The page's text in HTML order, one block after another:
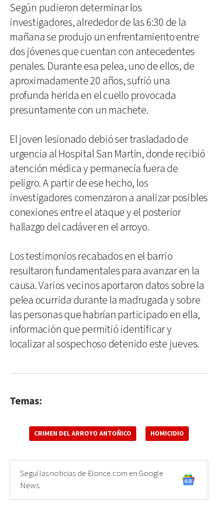
Según pudieron determinar los
investigadores, alrededor de las 6:30 de la
mañana se produjo un enfrentamiento entre
dos jóvenes que cuentan con antecedentes
penales. Durante esa pelea, uno de ellos, de
aproximadamente 20 años, sufrió una
profunda herida en el cuello provocada
presuntamente con un machete.
El joven lesionado debió ser trasladado de
urgencia al Hospital San Martín, donde recibió
atención médica y permanecía fuera de
peligro. A partir de ese hecho, los
investigadores comenzaron a analizar posibles
conexiones entre el ataque y el posterior
hallazgo del cadáver en el arroyo.
Los testimonios recabados en el barrio
resultaron fundamentales para avanzar en la
causa. Varios vecinos aportaron datos sobre la
pelea ocurrida durante la madrugada y sobre
las personas que habrían participado en ella,
información que permitió identificar y
localizar al sospechoso detenido este jueves.
Temas:
CRIMEN DEL ARROYO ANTOÑICO HOMICIDIO
Seguí las noticias de Elonce.com en Google
News